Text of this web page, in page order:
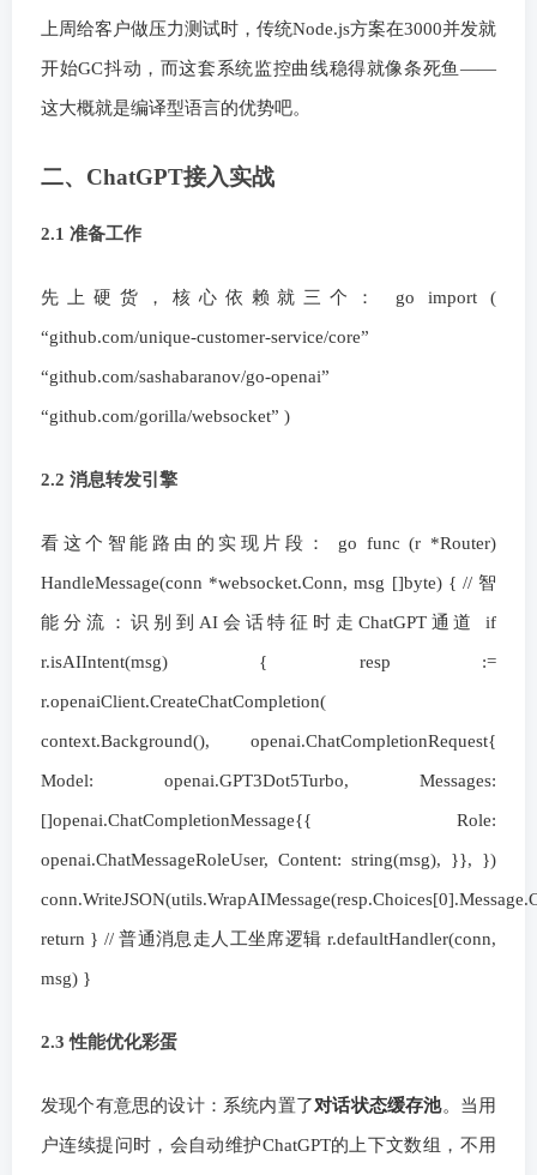
上周给客户做压力测试时，传统Node.js方案在3000并发就
开始GC抖动，而这套系统监控曲线稳得就像条死鱼——
这大概就是编译型语言的优势吧。
二、ChatGPT接入实战
2.1 准备工作
先上硬货，核心依赖就三个： go import (
“github.com/unique-customer-service/core”
“github.com/sashabaranov/go-openai”
“github.com/gorilla/websocket” )
2.2 消息转发引擎
看这个智能路由的实现片段： go func (r *Router)
HandleMessage(conn *websocket.Conn, msg []byte) { // 智
能分流：识别到AI会话特征时走ChatGPT通道 if
r.isAIIntent(msg) { resp :=
r.openaiClient.CreateChatCompletion(
context.Background(), openai.ChatCompletionRequest{
Model: openai.GPT3Dot5Turbo, Messages:
[]openai.ChatCompletionMessage{{ Role:
openai.ChatMessageRoleUser, Content: string(msg), }}, })
return } // 普通消息走人工坐席逻辑 r.defaultHandler(conn,
msg) }
2.3 性能优化彩蛋
发现个有意思的设计：系统内置了对话状态缓存池。当用
户连续提问时，会自动维护ChatGPT的上下文数组，不用